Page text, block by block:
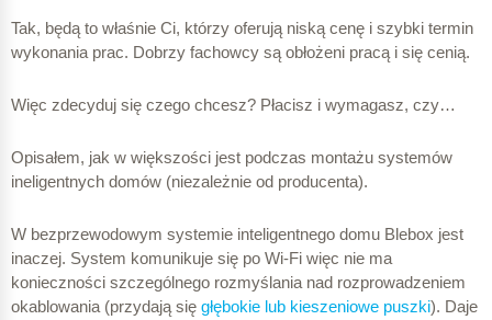
Tak, będą to właśnie Ci, którzy oferują niską cenę i szybki termin
wykonania prac. Dobrzy fachowcy są obłożeni pracą i się cenią.
Więc zdecyduj się czego chcesz? Płacisz i wymagasz, czy…
Opisałem, jak w większości jest podczas montażu systemów
ineligentnych domów (niezależnie od producenta).
W bezprzewodowym systemie inteligentnego domu Blebox jest
inaczej. System komunikuje się po Wi-Fi więc nie ma
konieczności szczególnego rozmyślania nad rozprowadzeniem
okablowania (przydają się głębokie lub kieszeniowe puszki). Daje